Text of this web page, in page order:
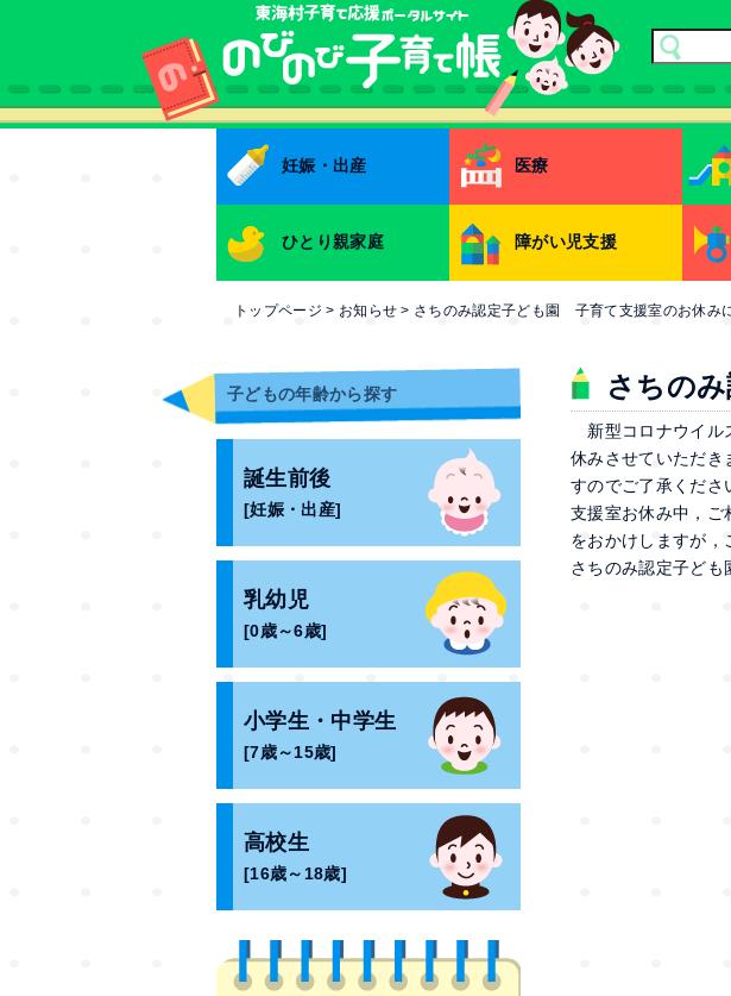
妊娠・出産 医療
ひとり親家庭 障がい児支援
トップページ > お知らせ > さちのみ認定子ども園 子育て支援室のお休み
子どもの年齢から探す
誕生前後
[妊娠・出産]
乳幼児
[0歳～6歳]
小学生・中学生
[7歳～15歳]
高校生
[16歳～18歳]
さちの
新型コロナウイル
休みさせていただき
すのでご了承くださ
支援室お休み中，
をおかけしますが，
さちのみ認定子ど